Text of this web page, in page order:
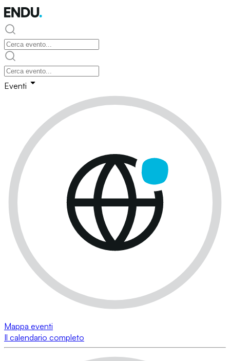
Eventi
Mappa eventi
Il calendario completo